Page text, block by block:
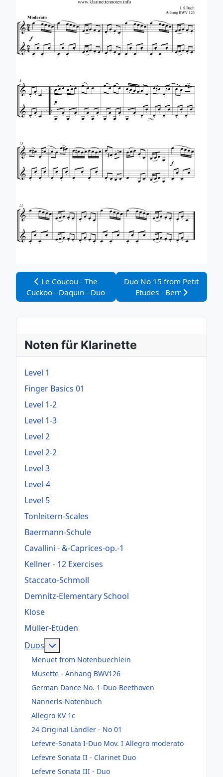
Vorheriger Beitrag: Le Coucou - The Cuckoo - Daquin
Le Coucou - The
Cuckoo - Daquin - Duo
Nächster Beitrag: Duo No
Duo No 15 from Petit
Etudes - Berr
Noten für Klarinette
Level 1
Finger Basics 01
Level 1-2
Level 1-3
Level 2
Level 2-2
Level 3
Level-4
Level 5
Tonleitern-Scales
Baermann-Schule
Cavallini - &-Caprices-op.-1
Kellner - 12 Exercises
Staccato-Schmoll
Demnitz-Elementary School
Klose
Müller-Etüden
Duos
Menuet from Notenbuechlein
Musette - Anhang BWV126
German Dance No. 1-Duo-Beethoven
Nannerls-Notenbuch
Allegro KV 1c
24 Original Ländler - No 01
Lefevre-Sonata I-Duo Mov. I Allegro moderato
Lefevre Sonata II - Clarinet Duo
Lefevre Sonata III - Duo